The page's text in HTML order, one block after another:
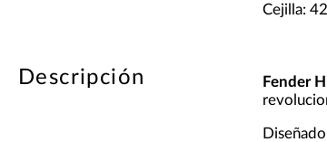
Cejilla:
Descripción Fender